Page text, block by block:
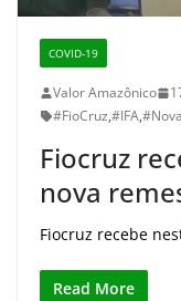
COVID-19
Valor Amazônico
#FioCruz,#IFA,
Fiocruz
nova
Fiocruz recebe
Read More